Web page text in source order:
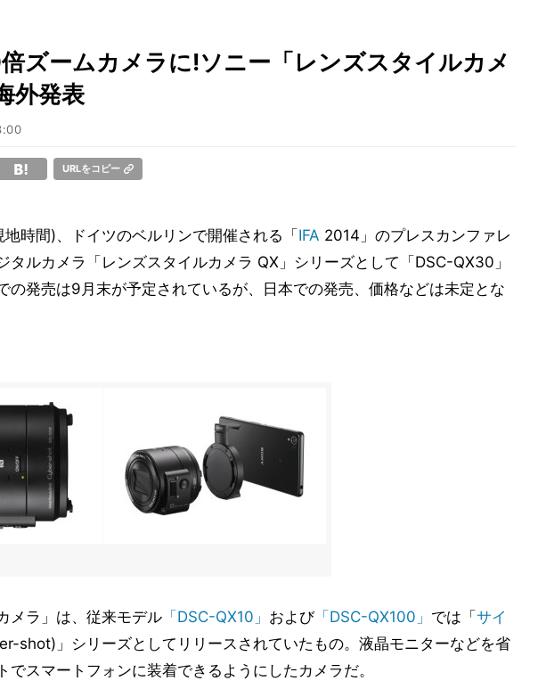
ズームカメラに!ソニー「レンズスタイルカメ
外発表
URLをコピー
時間)、ドイツのベルリンで開催される「 IFA 2014」のプレスカンファレ
タルカメラ「レンズスタイルカメラ QX」シリーズとして「DSC-QX30」
の発売は9月末が予定されているが、日本での発売、価格などは未定とな
メラ」は、従来モデル 「DSC-QX10」 および 「DSC-QX100」 では「 サイ
shot)」シリーズとしてリリースされていたもの。液晶モニターなどを省
でスマートフォンに装着できるようにしたカメラだ。